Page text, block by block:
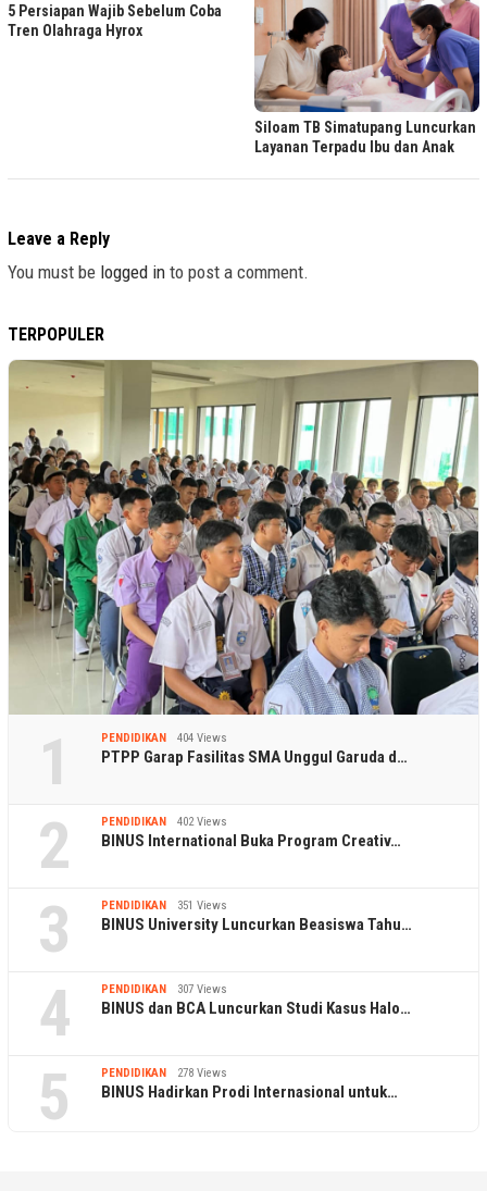
5 Persiapan Wajib Sebelum Coba
Tren Olahraga Hyrox
Siloam TB Simatupang Luncurkan
Layanan Terpadu Ibu dan Anak
Leave a Reply
You must be logged in to post a comment.
TERPOPULER
1 PENDIDIKAN 404 Views
PTPP Garap Fasilitas SMA Unggul Garuda d…
2 PENDIDIKAN 402 Views
BINUS International Buka Program Creativ…
3 PENDIDIKAN 351 Views
BINUS University Luncurkan Beasiswa Tahu…
4 PENDIDIKAN 307 Views
BINUS dan BCA Luncurkan Studi Kasus Halo…
5 PENDIDIKAN 278 Views
BINUS Hadirkan Prodi Internasional untuk…